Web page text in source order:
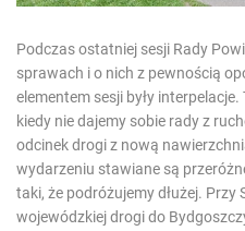
Podczas ostatniej sesji Rady
sprawach i o nich z pewnością
elementem sesji były
kiedy nie dajemy sobie rady z
odcinek drogi z nową
wydarzeniu stawiane są
taki, że podróżujemy dłużej. Przy
wojewódzkiej drogi do